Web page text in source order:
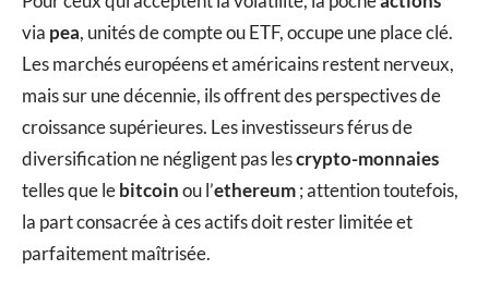
via pea, unités de compte ou ETF, occupe une place clé.
Les marchés européens et américains restent nerveux,
mais sur une décennie, ils offrent des perspectives de
croissance supérieures. Les investisseurs férus de
diversification ne négligent pas lescrypto-monnaies
telles que lebitcoinou l’ethereum; attention toutefois,
la part consacrée à ces actifs doit rester limitée et
parfaitement maîtrisée.